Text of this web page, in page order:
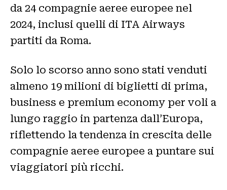
da 24 compagnie aeree europee nel
2024, inclusi quelli di ITA Airways
partiti da Roma.
Solo lo scorso anno sono stati venduti
almeno 19 milioni di biglietti di prima,
business e premium economy per voli a
lungo raggio in partenza dall’Europa,
riflettendo la tendenza in crescita delle
compagnie aeree europee a puntare sui
viaggiatori più ricchi.